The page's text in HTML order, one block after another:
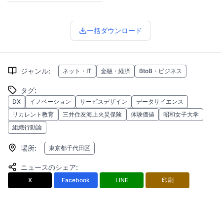
一括ダウンロード
ジャンル: ネット・IT 金融・経済 BtoB・ビジネス
タグ:
DX イノベーション サービスデザイン
データサイエンス
リカレント教育
三井住友海上火災保険 体験価値
昭和女子大学
組織行動論
場所: 東京都千代田区
ニュースのシェア:
X Facebook LINE 印刷